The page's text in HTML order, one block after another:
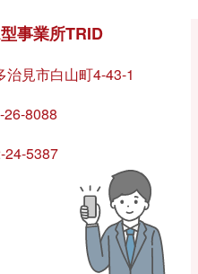
事業所TRID
見市白山町4-43-1
8088
24-5387